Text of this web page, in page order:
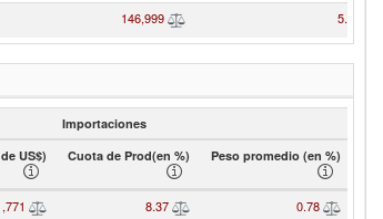
146,999 5.55
Importaciones
US$) Cuota de Prod(en %) Peso promedio (en %)
8.37 0.78